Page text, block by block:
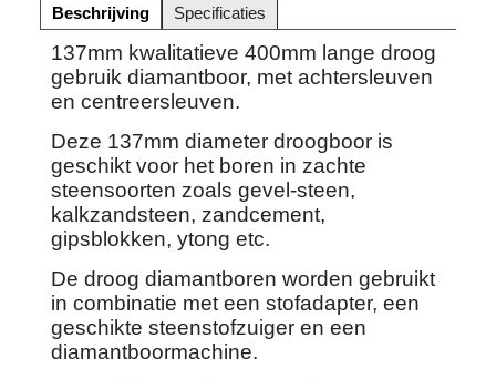
Beschrijving Specificaties
137mm kwalitatieve 400mm lange droog
gebruik diamantboor, met achtersleuven
en centreersleuven.
Deze 137mm diameter droogboor is
geschikt voor het boren in zachte
steensoorten zoals gevel-steen,
kalkzandsteen, zandcement,
gipsblokken, ytong etc.
De droog diamantboren worden gebruikt
in combinatie met een stofadapter, een
geschikte steenstofzuiger en een
diamantboormachine.